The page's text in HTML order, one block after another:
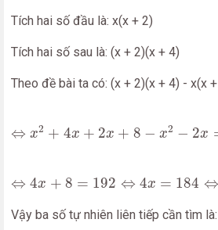
Tích hai số đầu là: x(x + 2)
Tích hai số sau là: (x + 2)(x + 4)
Theo đề bài ta có: (x + 2)(x + 4) - x(x
⇔ x2 + 4x + 2x + 8 − x2 − 2x
2+ 4 + x 8 2 − 192
⇔ 4x + 8 = 192 ⇔ 4x = 184 ⇔
⇔ 4x+ 8 =192 ⇔4 =184 x=46
Vậy ba số tự nhiên liên tiếp cần tìm